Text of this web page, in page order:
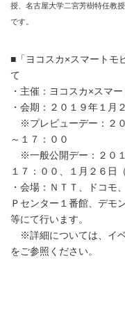
授、名古屋大学二宮芳樹特任教
です。
■「ヨコスカ×スマートモ
て
・主催：ヨコスカ×スマ
・会期：２０１９年１月
※プレビューデー：２
～１７：００
※一般公開デー：２０
１７：００、１月２６日
・会場：ＮＴＴ、ドコモ
Ｐセンター１番館、デモ
等にて行います。
※詳細については、イベ
をご参照ください。